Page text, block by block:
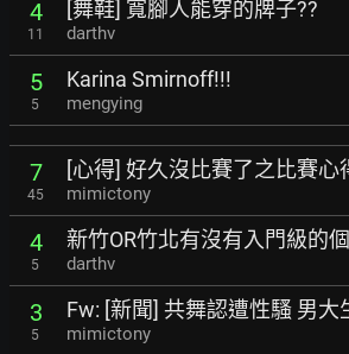
4
11
[舞鞋] 寬腳人能穿的牌子??
darthv
5
5
Karina Smirnoff!!!
mengying
7
45
[心得] 好久沒比賽了之比賽心
mimictony
4
5
新竹OR竹北有沒有入門級的
darthv
3
5
Fw: [新聞] 共舞認遭性騷 男大
mimictony